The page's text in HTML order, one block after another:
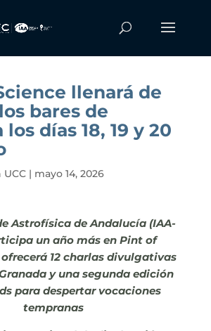
llenará de
bares de
los días 18, 19 y 20
UCC| mayo 14, 2026
Astrofísica de Andalucía (IAA-
un año más en Pint of
ofrecerá 12 charlas divulgativas
y una segunda edición
para despertar vocaciones
tempranas